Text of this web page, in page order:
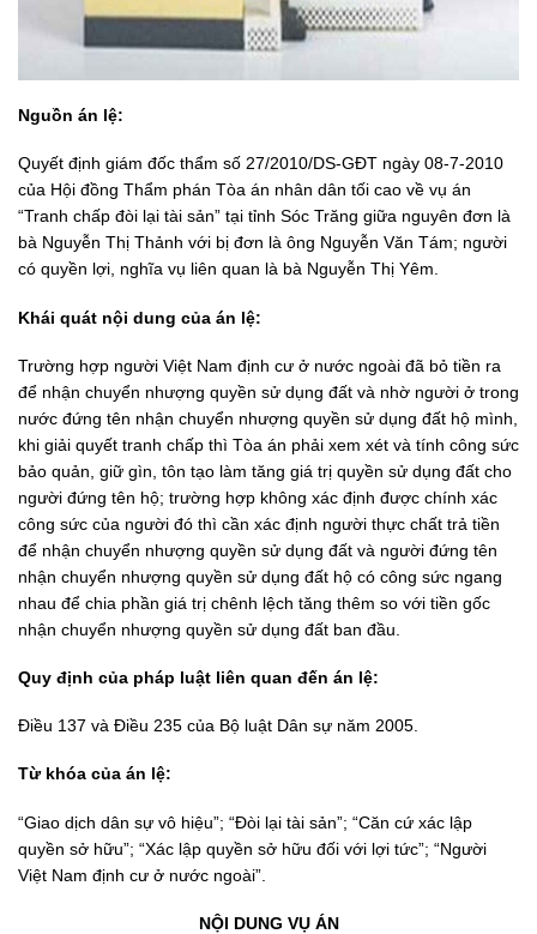
Nguồn án lệ:
Quyết định giám đốc thẩm số 27/2010/DS-GĐT ngày 08-7-2010
của Hội đồng Thẩm phán Tòa án nhân dân tối cao về vụ án
“Tranh chấp đòi lại tài sản” tại tỉnh Sóc Trăng giữa nguyên đơn là
bà Nguyễn Thị Thảnh với bị đơn là ông Nguyễn Văn Tám; người
có quyền lợi, nghĩa vụ liên quan là bà Nguyễn Thị Yêm.
Khái quát nội dung của án lệ:
Trường hợp người Việt Nam định cư ở nước ngoài đã bỏ tiền ra
để nhận chuyển nhượng quyền sử dụng đất và nhờ người ở trong
nước đứng tên nhận chuyển nhượng quyền sử dụng đất hộ mình,
khi giải quyết tranh chấp thì Tòa án phải xem xét và tính công sức
bảo quản, giữ gìn, tôn tạo làm tăng giá trị quyền sử dụng đất cho
người đứng tên hộ; trường hợp không xác định được chính xác
công sức của người đó thì cần xác định người thực chất trả tiền
để nhận chuyển nhượng quyền sử dụng đất và người đứng tên
nhận chuyển nhượng quyền sử dụng đất hộ có công sức ngang
nhau để chia phần giá trị chênh lệch tăng thêm so với tiền gốc
nhận chuyển nhượng quyền sử dụng đất ban đầu.
Quy định của pháp luật liên quan đến án lệ:
Điều 137 và Điều 235 của Bộ luật Dân sự năm 2005.
Từ khóa của án lệ:
“Giao dịch dân sự vô hiệu”; “Đòi lại tài sản”; “Căn cứ xác lập
quyền sở hữu”; “Xác lập quyền sở hữu đối với lợi tức”; “Người
Việt Nam định cư ở nước ngoài”.
NỘI DUNG VỤ ÁN